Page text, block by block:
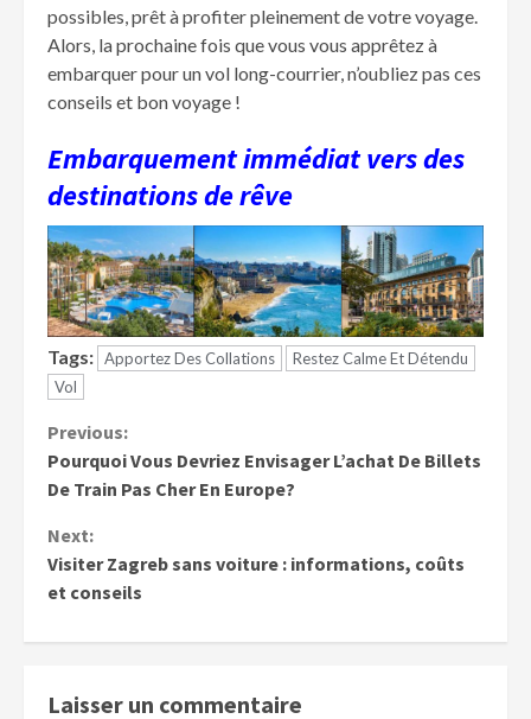
possibles, prêt à profiter pleinement de votre voyage.
Alors, la prochaine fois que vous vous apprêtez à
embarquer pour un vol long-courrier, n’oubliez pas ces
conseils et bon voyage !
Embarquement immédiat vers des
destinations de rêve
Tags: Apportez Des Collations
Restez Calme Et Détendu
Vol
Continue
Reading
Previous:
Pourquoi Vous Devriez Envisager L’achat De Billets
De Train Pas Cher En Europe?
Next:
Visiter Zagreb sans voiture : informations, coûts
et conseils
Laisser un commentaire